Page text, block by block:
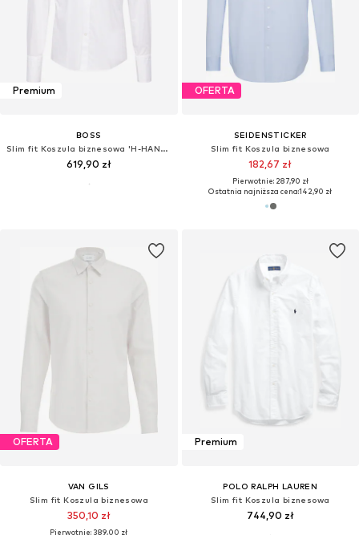
Premium
BOSS
Slim fit Koszula biznesowa 'H-HANK-TUX1'
619,90 zł
OFERTA
SEIDENSTICKER
Slim fit Koszula biznesowa
182,67 zł
Pierwotnie: 287,90 zł
Ostatnia najniższa cena:142,90 zł
OFERTA
VAN GILS
Slim fit Koszula biznesowa
350,10 zł
Pierwotnie: 389,00 zł
Premium
POLO RALPH LAUREN
Slim fit Koszula biznesowa
744,90 zł